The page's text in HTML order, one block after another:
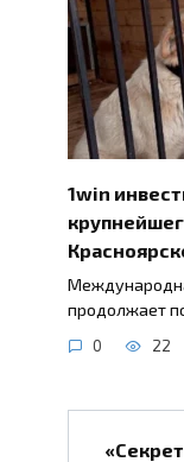
1win
продолжает
0 22